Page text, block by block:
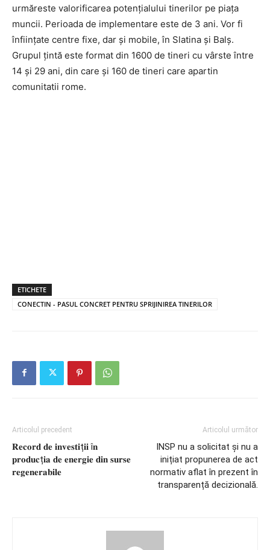
urmăreste valorificarea potențialului tinerilor pe piața
muncii. Perioada de implementare este de 3 ani. Vor fi
înființate centre fixe, dar și mobile, în Slatina și Balș.
Grupul țintă este format din 1600 de tineri cu vârste între
14 și 29 ani, din care și 160 de tineri care apartin
comunitatii rome.
ETICHETE
CONECTIN - PASUL CONCRET PENTRU SPRIJINIREA TINERILOR
Articolul precedent
𝐑𝐞𝐜𝐨𝐫𝐝 𝐝𝐞 𝐢𝐧𝐯𝐞𝐬𝐭𝐢ț𝐢𝐢 î𝐧
𝐩𝐫𝐨𝐝𝐮𝐜ț𝐢𝐚 𝐝𝐞 𝐞𝐧𝐞𝐫𝐠𝐢𝐞 𝐝𝐢𝐧 𝐬𝐮𝐫𝐬𝐞
𝐫𝐞𝐠𝐞𝐧𝐞𝐫𝐚𝐛𝐢𝐥𝐞
Articolul următor
INSP nu a solicitat și nu a
inițiat propunerea de act
normativ aflat în prezent în
transparență decizională.